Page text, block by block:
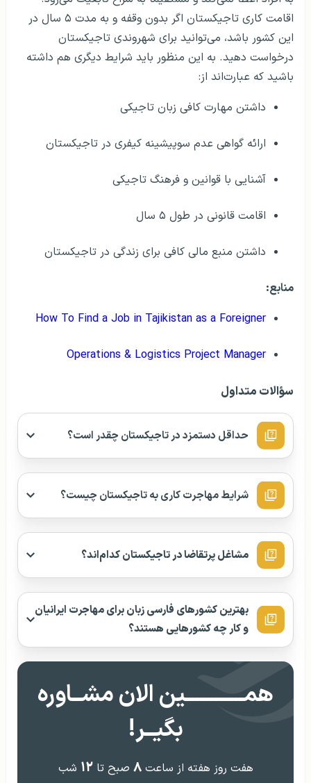
اقامت کاری تاجیکستان اگر بدون وقفه و به مدت ۵ سال در
این کشور باشد، می‌توانید برای شهروندی تاجیکستان
درخواست دهید. به این منظور باید شرایط دیگری هم داشته
باشید که عبارت‌اند از:
داشتن مهارت کافی زبان تاجیکی
ارائه گواهی عدم سوپیشینه کیفری در تاجیکستان
آشنایی با قوانین و فرهنگ تاجیکی
اقامت قانونی در طول ۵ سال
داشتن منبع مالی کافی برای زندگی در تاجیکستان
منابع:
How To Find a Job in Tajikistan as a Foreigner
Operations & Logistics Project Manager
سؤالات متداول
حداقل دستمزد در تاجیکستان چقدر است؟
شرایط مهاجرت کاری به تاجیکستان چیست؟
مشاغل پرتقاضا در تاجیکستان کدام‌اند؟
بهترین کشورهای فارسی زبان برای مهاجرت ایرانیان
و کار چه کشورهایی هستند؟
همــــــــــــین الان مشــاوره
بگیــر!
هفت روز هفته از ساعت۸ صبح تا۱۲ شب